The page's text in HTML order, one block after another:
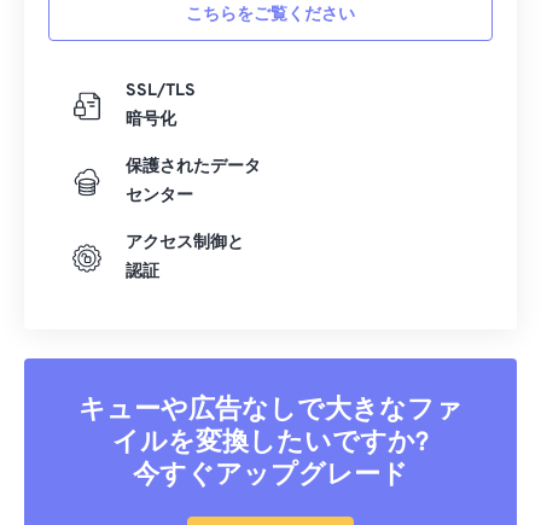
こちらをご覧ください
SSL/TLS
暗号化
保護されたデータ
センター
アクセス制御と
認証
キューや広告なしで大きなファ
イルを変換したいですか?
今すぐアップグレード